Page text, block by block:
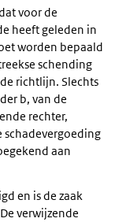
voor de
heeft geleden in
worden bepaald
schending
richtlijn. Slechts
b, van de
rechter,
schadevergoeding
aan
en is de zaak
verwijzende